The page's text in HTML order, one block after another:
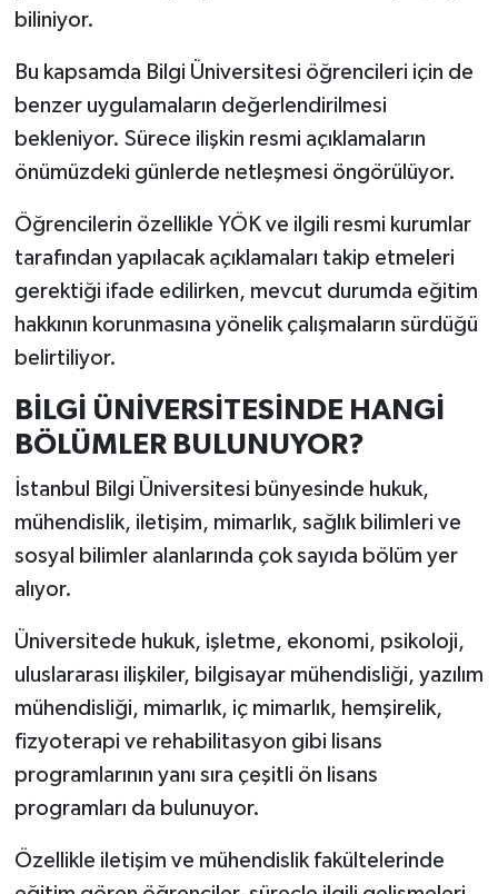
biliniyor.
Bu kapsamda Bilgi Üniversitesi öğrencileri için de
benzer uygulamaların değerlendirilmesi
bekleniyor. Sürece ilişkin resmi açıklamaların
önümüzdeki günlerde netleşmesi öngörülüyor.
Öğrencilerin özellikle YÖK ve ilgili resmi kurumlar
tarafından yapılacak açıklamaları takip etmeleri
gerektiği ifade edilirken, mevcut durumda eğitim
hakkının korunmasına yönelik çalışmaların sürdüğü
belirtiliyor.
BİLGİ ÜNİVERSİTESİNDE HANGİ
BÖLÜMLER BULUNUYOR?
İstanbul Bilgi Üniversitesi bünyesinde hukuk,
mühendislik, iletişim, mimarlık, sağlık bilimleri ve
sosyal bilimler alanlarında çok sayıda bölüm yer
alıyor.
Üniversitede hukuk, işletme, ekonomi, psikoloji,
uluslararası ilişkiler, bilgisayar mühendisliği, yazılım
mühendisliği, mimarlık, iç mimarlık, hemşirelik,
fizyoterapi ve rehabilitasyon gibi lisans
programlarının yanı sıra çeşitli ön lisans
programları da bulunuyor.
Özellikle iletişim ve mühendislik fakültelerinde